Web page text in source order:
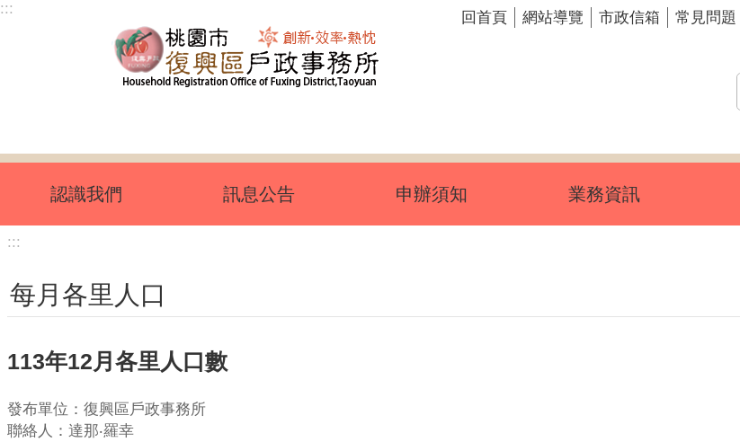
跳到主要內容區塊
:::
回首頁 網站導覽 市政信箱 常見問題
認識我們 訊息公告 申辦須知 業務資訊
:::
每月各里人口
113年12月各里人口數
發布單位：復興區戶政事務所
聯絡人：達那‧羅幸